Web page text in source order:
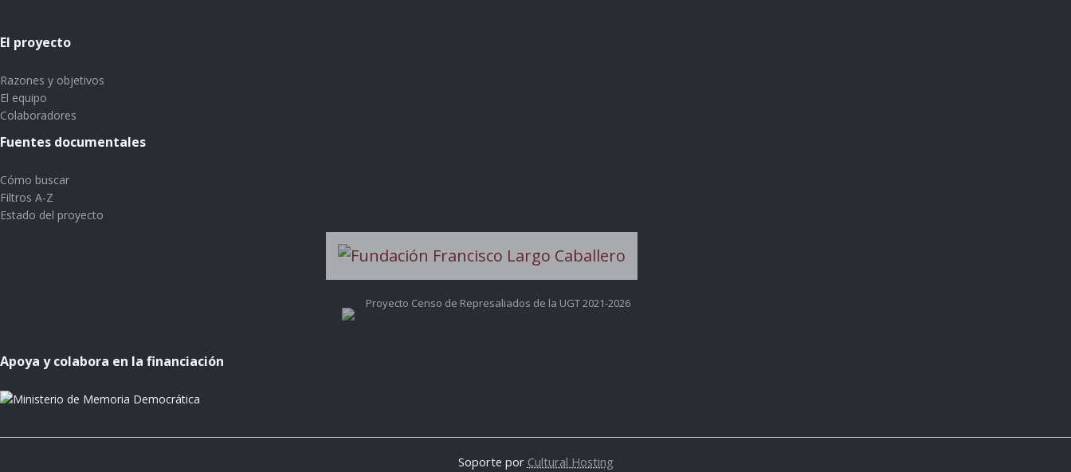
El proyecto
Razones y objetivos
El equipo
Colaboradores
Fuentes documentales
Cómo buscar
Filtros A-Z
Estado del proyecto
Proyecto Censo de Represaliados de la UGT 2021-2026
Apoya y colabora en la financiación
Soporte por Cultural Hosting